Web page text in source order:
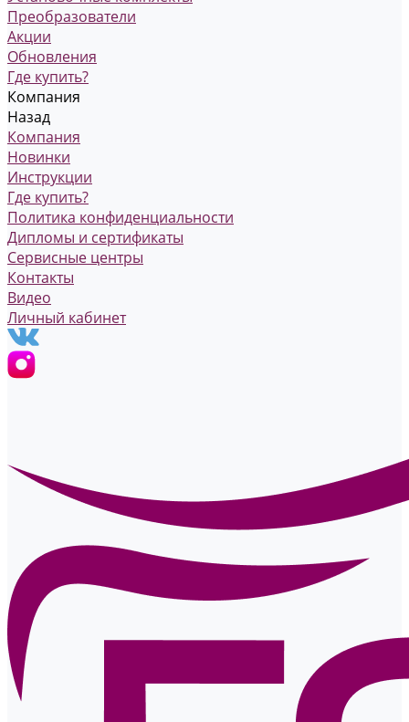
Преобразователи
Акции
Обновления
Где купить?
Компания
Назад
Компания
Новинки
Инструкции
Где купить?
Политика конфиденциальности
Дипломы и сертификаты
Сервисные центры
Контакты
Видео
Личный кабинет